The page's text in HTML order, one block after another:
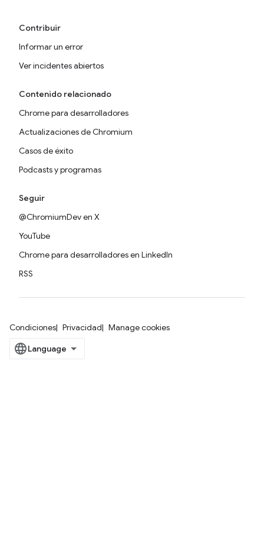
Contribuir
Informar un error
Ver incidentes abiertos
Contenido relacionado
Chrome para desarrolladores
Actualizaciones de Chromium
Casos de éxito
Podcasts y programas
Seguir
@ChromiumDev en X
YouTube
Chrome para desarrolladores en LinkedIn
RSS
Condiciones Privacidad Manage cookies